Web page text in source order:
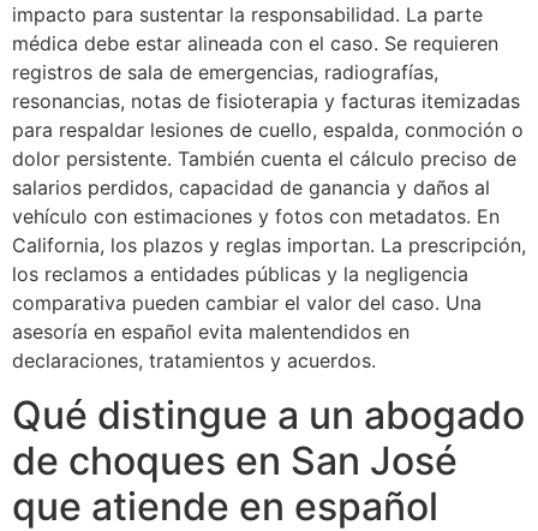
impacto para sustentar la responsabilidad. La parte
médica debe estar alineada con el caso. Se requieren
registros de sala de emergencias, radiografías,
resonancias, notas de fisioterapia y facturas itemizadas
para respaldar lesiones de cuello, espalda, conmoción o
dolor persistente. También cuenta el cálculo preciso de
salarios perdidos, capacidad de ganancia y daños al
vehículo con estimaciones y fotos con metadatos. En
California, los plazos y reglas importan. La prescripción,
los reclamos a entidades públicas y la negligencia
comparativa pueden cambiar el valor del caso. Una
asesoría en español evita malentendidos en
declaraciones, tratamientos y acuerdos.
Qué distingue a un abogado
de choques en San José
que atiende en español